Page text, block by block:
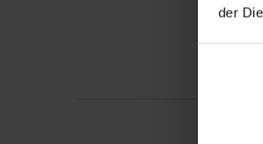
der